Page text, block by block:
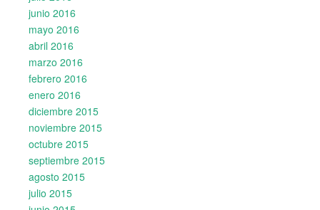
junio 2016
mayo 2016
abril 2016
marzo 2016
febrero 2016
enero 2016
diciembre 2015
noviembre 2015
octubre 2015
septiembre 2015
agosto 2015
julio 2015